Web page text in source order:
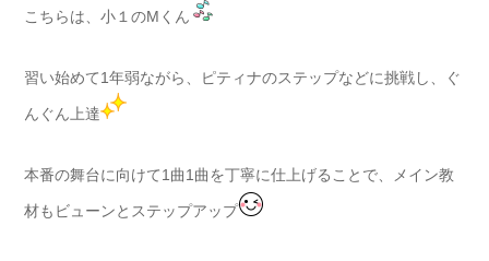
こちらは、小１のMくん
習い始めて1年弱ながら、ピティナのステップなどに挑戦し、ぐ
んぐん上達
本番の舞台に向けて1曲1曲を丁寧に仕上げることで、メイン教
材もビューンとステップアップ